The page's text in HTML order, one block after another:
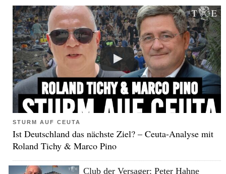
STURM AUF CEUTA
Ist Deutschland das nächste Ziel? – Ceuta-Analyse mit
Roland Tichy & Marco Pino
Club der Versager: Peter Hahne